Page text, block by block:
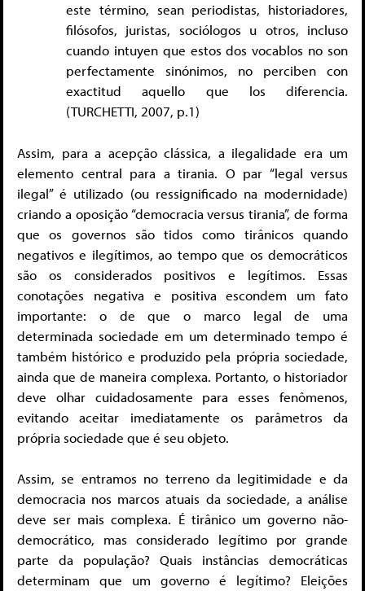
este término, sean periodistas, historiadores,
filósofos, juristas, sociólogos u otros, incluso
cuando intuyen que estos dos vocablos no son
perfectamente sinónimos, no perciben con
exactitud aquello que los diferencia.
(TURCHETTI, 2007, p.1)
Assim, para a acepção clássica, a ilegalidade era um
elemento central para a tirania. O par “legal versus
ilegal” é utilizado (ou ressignificado na modernidade)
criando a oposição “democracia versus tirania”, de forma
que os governos são tidos como tirânicos quando
negativos e ilegítimos, ao tempo que os democráticos
são os considerados positivos e legítimos. Essas
conotações negativa e positiva escondem um fato
importante: o de que o marco legal de uma
determinada sociedade em um determinado tempo é
também histórico e produzido pela própria sociedade,
ainda que de maneira complexa. Portanto, o historiador
deve olhar cuidadosamente para esses fenômenos,
evitando aceitar imediatamente os parâmetros da
própria sociedade que é seu objeto.
Assim, se entramos no terreno da legitimidade e da
democracia nos marcos atuais da sociedade, a análise
deve ser mais complexa. É tirânico um governo não-
democrático, mas considerado legítimo por grande
parte da população? Quais instâncias democráticas
determinam que um governo é legítimo? Eleições